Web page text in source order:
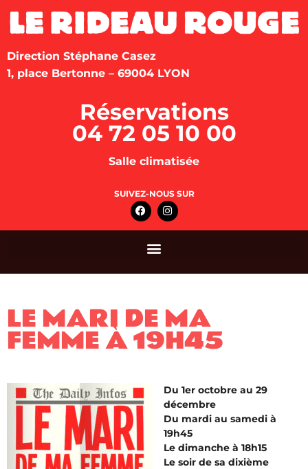
Direction Stéphane Casez
1, place Bertonne – 69004 LYON
Réservations
04 72 05 10 00
Salle climatisée
SUIVEZ-NOUS SUR
LE MARI DE MA
FEMME À 19H45
Du 1er octobre au 29
décembre
Du mardi au samedi à
19h45
Le dimanche à 18h15
Le soir de sa dixième